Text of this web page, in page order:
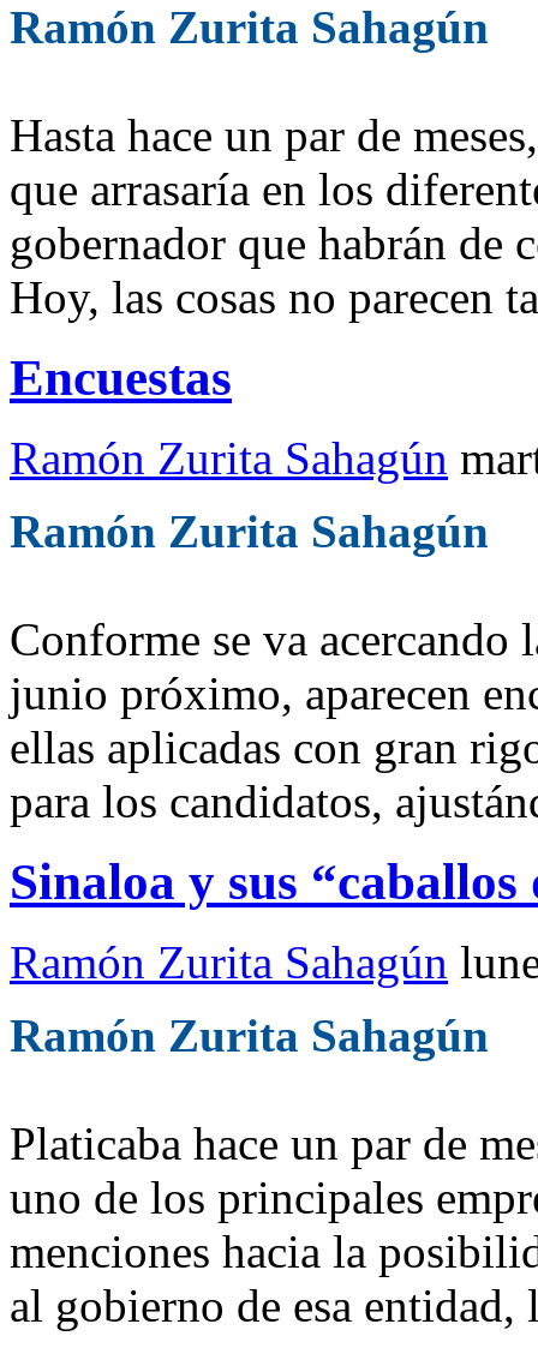
Ramón Zurita Sahagún
Hasta hace un par de
que arrasaría en los
gobernador que habrán de
Hoy, las cosas no parecen
Encuestas
Ramón Zurita Sahagún
Ramón Zurita Sahagún
Conforme se va acercando
junio próximo, aparecen
ellas aplicadas con gran
para los candidatos,
Sinaloa y sus “caballos
Ramón Zurita Sahagún
Ramón Zurita Sahagún
Platicaba hace un par de
uno de los principales
menciones hacia la
al gobierno de esa